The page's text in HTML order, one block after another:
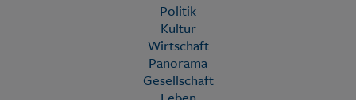
Politik
Kultur
Wirtschaft
Panorama
Gesellschaft